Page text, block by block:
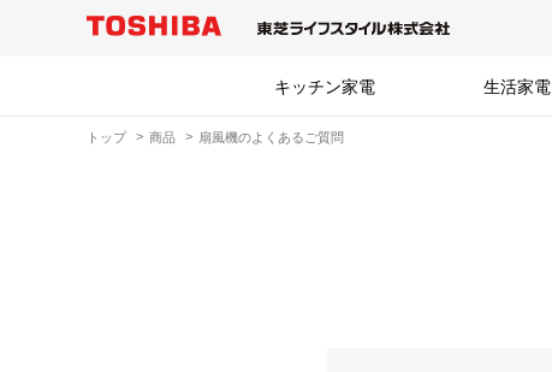
キッチン家電 生活家電
トップ 商品 扇風機のよくあるご質問